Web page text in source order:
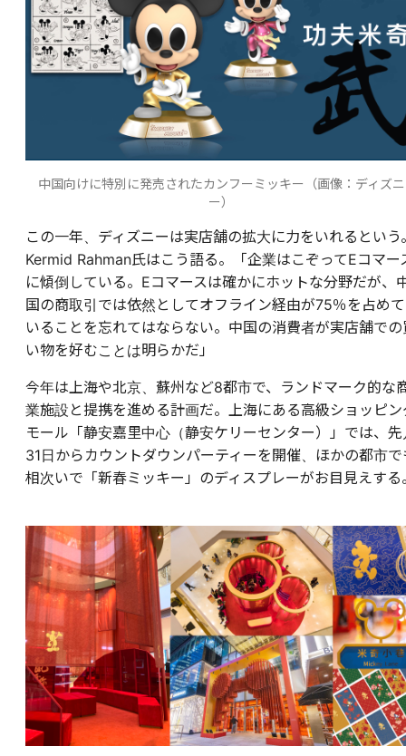
中国向けに特別に発売されたカンフーミッキー（画像：ディズニ
ー）
この一年、ディズニーは実店舗の拡大に力をいれるという
Kermid Rahman氏はこう語る。「企業はこぞってEコマー
に傾倒している。Eコマースは確かにホットな分野だが、
国の商取引では依然としてオフライン経由が75％を占めて
いることを忘れてはならない。中国の消費者が実店舗での
い物を好むことは明らかだ」
今年は上海や北京、蘇州など8都市で、ランドマーク的な
業施設と提携を進める計画だ。上海にある高級ショッピン
モール「静安嘉里中心（静安ケリーセンター）」では、先
31日からカウントダウンパーティーを開催、ほかの都市で
相次いで「新春ミッキー」のディスプレーがお目見えする